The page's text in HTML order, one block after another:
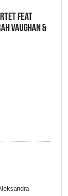
FEAT
VAUGHAN &